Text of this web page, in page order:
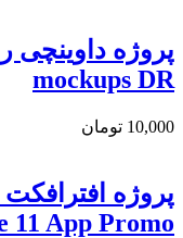
mockups DR
10,000 تومان
پروژه افترافکت
11 App Promo